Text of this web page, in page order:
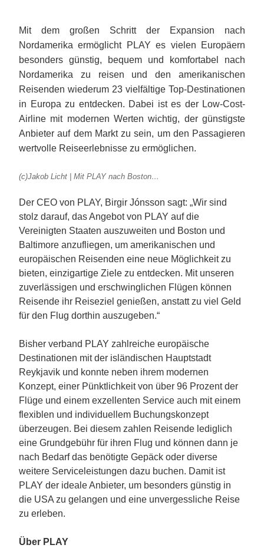
Mit dem großen Schritt der Expansion nach
Nordamerika ermöglicht PLAY es vielen Europäern
besonders günstig, bequem und komfortabel nach
Nordamerika zu reisen und den amerikanischen
Reisenden wiederum 23 vielfältige Top-Destinationen
in Europa zu entdecken. Dabei ist es der Low-Cost-
Airline mit modernen Werten wichtig, der günstigste
Anbieter auf dem Markt zu sein, um den Passagieren
wertvolle Reiseerlebnisse zu ermöglichen.
(c)Jakob Licht | Mit PLAY nach Boston…
Der CEO von PLAY, Birgir Jónsson sagt: „Wir sind
stolz darauf, das Angebot von PLAY auf die
Vereinigten Staaten auszuweiten und Boston und
Baltimore anzufliegen, um amerikanischen und
europäischen Reisenden eine neue Möglichkeit zu
bieten, einzigartige Ziele zu entdecken. Mit unseren
zuverlässigen und erschwinglichen Flügen können
Reisende ihr Reiseziel genießen, anstatt zu viel Geld
für den Flug dorthin auszugeben.“
Bisher verband PLAY zahlreiche europäische
Destinationen mit der isländischen Hauptstadt
Reykjavik und konnte neben ihrem modernen
Konzept, einer Pünktlichkeit von über 96 Prozent der
Flüge und einem exzellenten Service auch mit einem
flexiblen und individuellem Buchungskonzept
überzeugen. Bei diesem zahlen Reisende lediglich
eine Grundgebühr für ihren Flug und können dann je
nach Bedarf das benötigte Gepäck oder diverse
weitere Serviceleistungen dazu buchen. Damit ist
PLAY der ideale Anbieter, um besonders günstig in
die USA zu gelangen und eine unvergessliche Reise
zu erleben.
Über PLAY